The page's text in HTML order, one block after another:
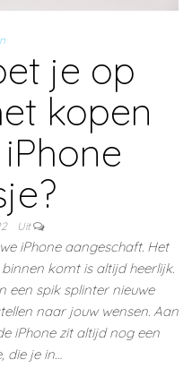
je op
kopen
Uit
iPhone aangeschaft. Het
komt is altijd heerlijk.
een spik splinter nieuwe
naar jouw wensen. Aan
iPhone zit altijd nog een
die je in…